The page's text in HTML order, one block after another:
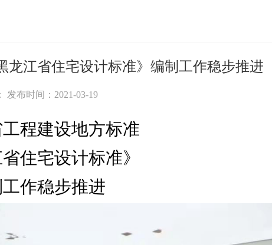
龙江省住宅设计标准》编制工作稳步推进
发布时间：2021-03-19
程建设地方标准
省住宅设计标准》
作稳步推进